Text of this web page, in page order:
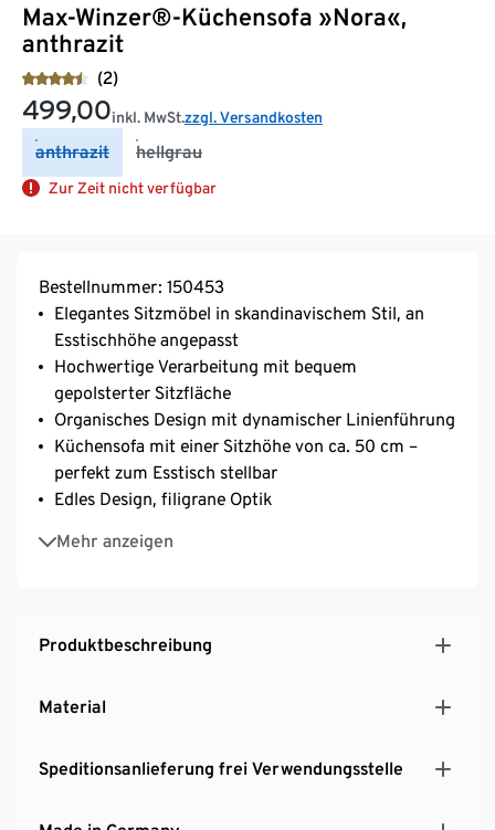
Max-Winzer®-Küchensofa »Nora«,
anthrazit
(2)
499,00inkl. MwSt.zzgl. Versandkosten
anthrazit hellgrau
Zur Zeit nicht verfügbar
Bestellnummer: 150453
Elegantes Sitzmöbel in skandinavischem Stil, an
Esstischhöhe angepasst
Hochwertige Verarbeitung mit bequem
gepolsterter Sitzfläche
Organisches Design mit dynamischer Linienführung
Küchensofa mit einer Sitzhöhe von ca. 50 cm –
perfekt zum Esstisch stellbar
Edles Design, filigrane Optik
Mehr anzeigen
Seiten- und Rückenteil mit sanften Rundungen
Sitzfläche mit aufgelegter Polstermatte für
sich nach unten hin und unterstreichen den Retro-
Charme dieser kompakten Möbelserie
versehen
Strapazierfähiges Flachgewebe in zeitlosem
Der grob strukturierte Webstoff präsentiert sich in
Produktbeschreibung
Material
Speditionsanlieferung frei Verwendungsstelle